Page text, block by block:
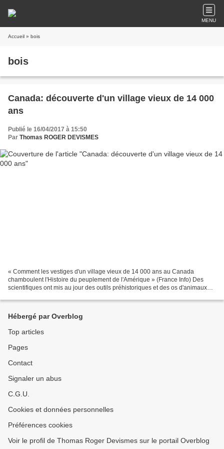
MENU
Accueil » bois
bois
Canada: découverte d'un village vieux de 14 000
ans
Publié le 16/04/2017 à 15:50
Par Thomas ROGER DEVISMES
« Comment les vestiges d'un village vieux de 14 000 ans au Canada
chamboulent l'Histoire du peuplement de l'Amérique » (France Info) Des
scientifiques ont mis au jour des outils préhistoriques et des os d'animaux
Hébergé par Overblog
Top articles
Pages
Contact
Signaler un abus
C.G.U.
Cookies et données personnelles
Préférences cookies
Voir le profil de Thomas Roger Devismes sur le portail Overblog